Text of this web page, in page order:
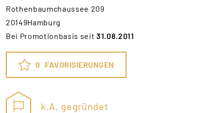
Rothenbaumchaussee 209
20149Hamburg
Bei Promotionbasis seit31.08.2011
0 FAVORISIERUNGEN
k.A. gegründet